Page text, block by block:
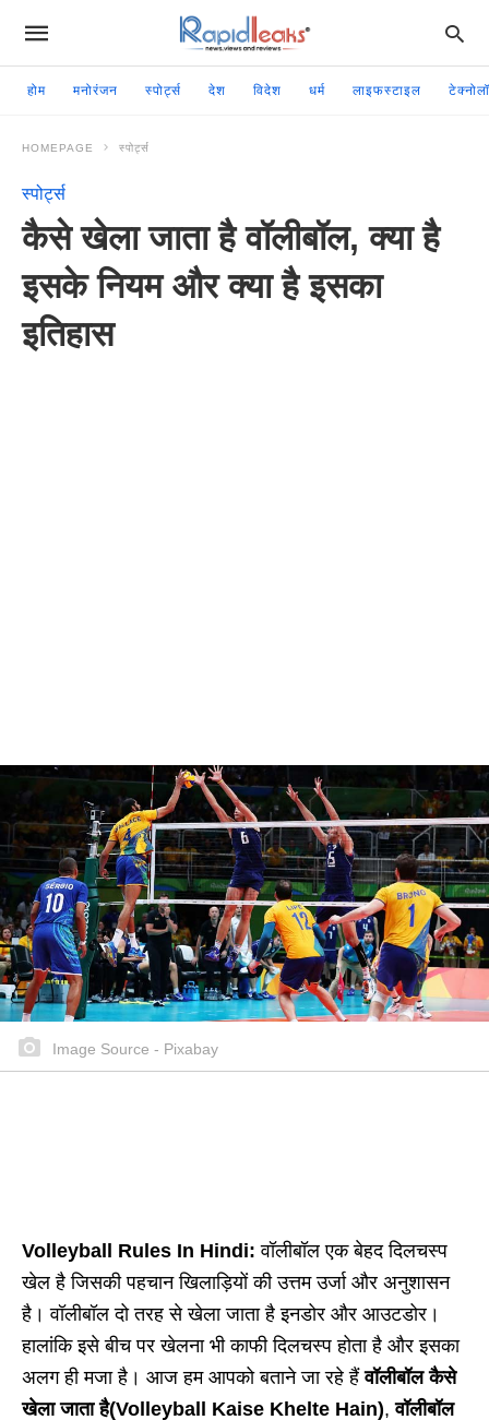
होम मनोरंजन स्पोर्ट्स देश विदेश धर्म लाइफस्टाइल
HOMEPAGE स्पोर्ट्स
स्पोर्ट्स
कैसे खेला जाता है वॉलीबॉल, क्या है
इसके नियम और क्या है इसका
इतिहास
Image Source - Pixabay
Volleyball Rules In Hindi:वॉलीबॉल एक बेहद दिलचस्प
खेल है जिसकी पहचान खिलाड़ियों की उत्तम उर्जा और अनुशासन
है। वॉलीबॉल दो तरह से खेला जाता है इनडोर और आउटडोर।
हालांकि इसे बीच पर खेलना भी काफी दिलचस्प होता है और इसका
अलग ही मजा है। आज हम आपको बताने जा रहे हैंवॉलीबॉल कैसे
खेला जाता है(Volleyball Kaise Khelte Hain),वॉलीबॉल